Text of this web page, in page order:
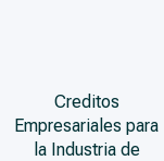
Creditos
Empresariales para
la Industria de